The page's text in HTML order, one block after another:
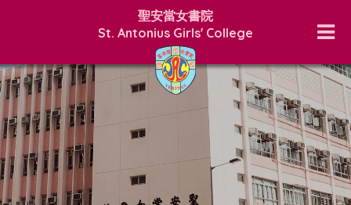
聖安當女書院
St. Antonius Girls' College